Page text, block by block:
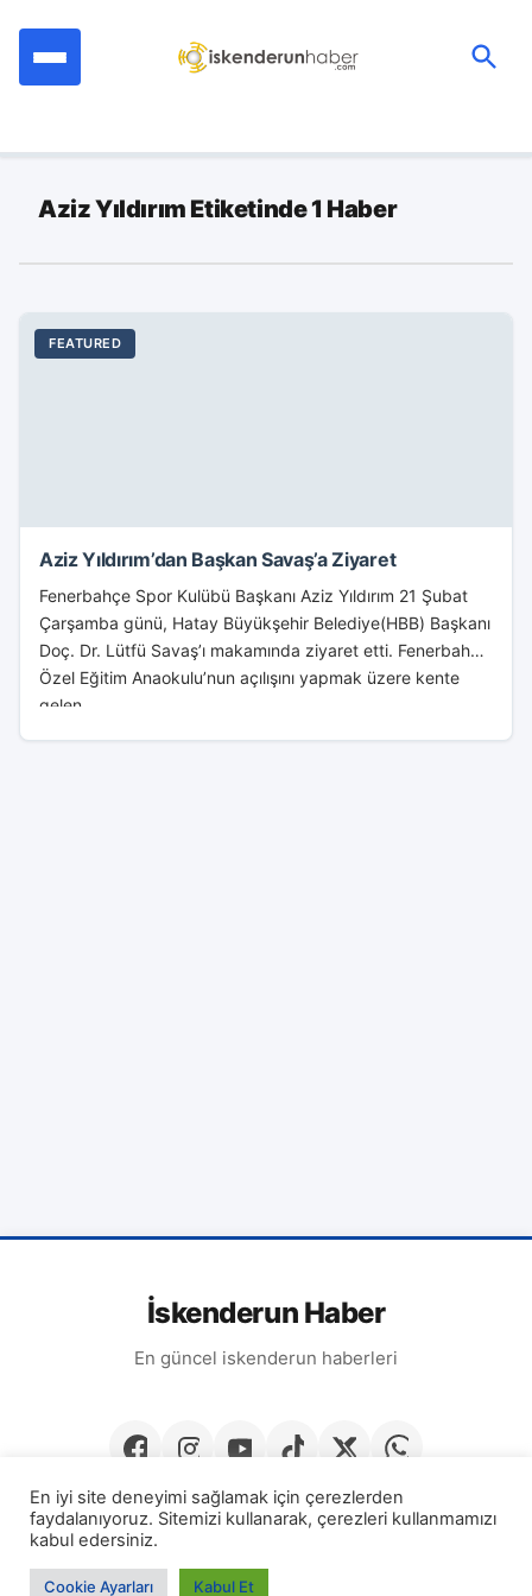
Aziz Yıldırım Etiketinde 1 Haber
FEATURED
Aziz Yıldırım’dan Başkan Savaş’a Ziyaret
Fenerbahçe Spor Kulübü Başkanı Aziz Yıldırım 21 Şubat
Çarşamba günü, Hatay Büyükşehir Belediye(HBB) Başkanı
Doç. Dr. Lütfü Savaş’ı makamında ziyaret etti. Fenerbahçe
Özel Eğitim Anaokulu’nun açılışını yapmak üzere kente
gelen...
İskenderun Haber
En güncel iskenderun haberleri
© 2026İskenderun Haber
En iyi site deneyimi sağlamak için çerezlerden
faydalanıyoruz. Sitemizi kullanarak, çerezleri kullanmamızı
kabul edersiniz.
Cookie Ayarları Kabul Et